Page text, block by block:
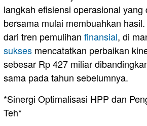
langkah efisiensi operasional yang
bersama mulai membuahkan
dari tren pemulihan finansial, di
sukses mencatatkan perbaikan
sebesar Rp 427 miliar
sama pada tahun sebelumnya.
*Sinergi Optimalisasi HPP dan
Teh*